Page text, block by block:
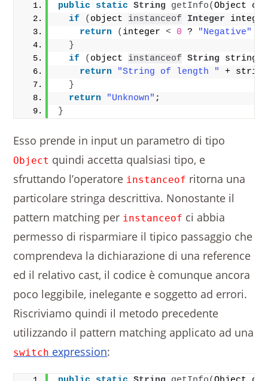
public static String getInfo(Object
if
( object instanceof Integer integer
return
( integer < 0 ? "Negative"
}
if
( object instanceof String string
return
"String of length "
+
}
return
"Unknown" ;
}
Esso prende in input un parametro di tipo
Object quindi accetta qualsiasi tipo, e
sfruttando l’operatore instanceof ritorna una
particolare stringa descrittiva. Nonostante il
pattern matching per instanceof ci abbia
permesso di risparmiare il tipico passaggio che
comprendeva la dichiarazione di una reference
ed il relativo cast, il codice è comunque ancora
poco leggibile, inelegante e soggetto ad errori.
Riscriviamo quindi il metodo precedente
utilizzando il pattern matching applicato ad una
switch expression: